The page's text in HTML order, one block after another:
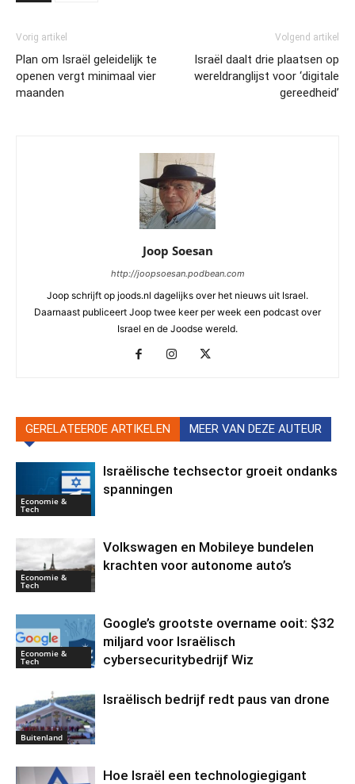
Vorig artikel
Plan om Israël geleidelijk te
openen vergt minimaal vier
maanden
Volgend artikel
Israël daalt drie plaatsen op
wereldranglijst voor ‘digitale
gereedheid’
Joop Soesan
http://joopsoesan.podbean.com
Joop schrijft op joods.nl dagelijks over het nieuws uit Israel.
Daarnaast publiceert Joop twee keer per week een podcast over
Israel en de Joodse wereld.
GERELATEERDE ARTIKELEN MEER VAN DEZE AUTEUR
Economie &
Tech
Israëlische techsector groeit ondanks
spanningen
Economie &
Tech
Volkswagen en Mobileye bundelen
krachten voor autonome auto’s
Economie &
Tech
Google’s grootste overname ooit: $32
miljard voor Israëlisch
cybersecuritybedrijf Wiz
Buitenland
Israëlisch bedrijf redt paus van drone
Hoe Israël een technologiegigant